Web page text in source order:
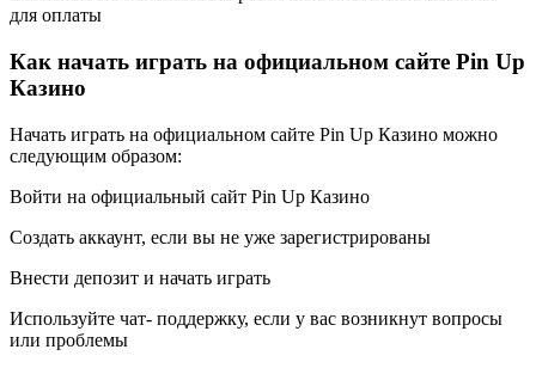
для оплаты
Как начать играть на официальном сайте Pin Up
Казино
Начать играть на официальном сайте Pin Up Казино можно
следующим образом:
Войти на официальный сайт Pin Up Казино
Создать аккаунт, если вы не уже зарегистрированы
Внести депозит и начать играть
Используйте чат- поддержку, если у вас возникнут вопросы
или проблемы